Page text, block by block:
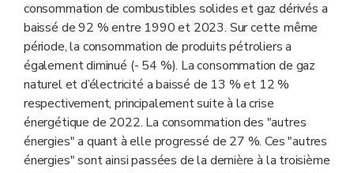
consommation de combustibles solides et gaz dérivés a
baissé de 92 % entre 1990 et 2023. Sur cette même
période, la consommation de produits pétroliers a
également diminué (- 54 %). La consommation de gaz
naturel et d’électricité a baissé de 13 % et 12 %
respectivement, principalement suite à lacrise
énergétique de 2022. La consommation des "autres
énergies" a quant à elle progressé de 27 %. Ces "autres
énergies" sont ainsi passées de la dernière à la troisième